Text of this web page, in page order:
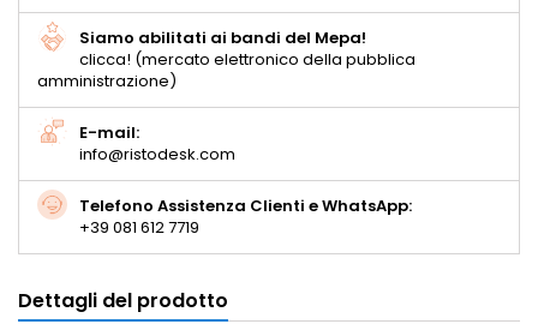
Siamo abilitati ai bandi del Mepa!
clicca! (mercato elettronico della pubblica
amministrazione)
E-mail:
info@ristodesk.com
Telefono Assistenza Clienti e WhatsApp:
+39 081 612 7719
Dettagli del prodotto